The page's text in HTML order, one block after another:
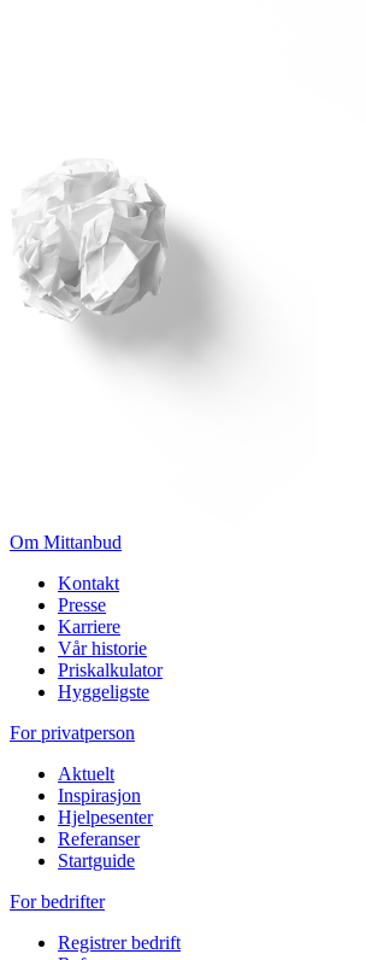
Om Mittanbud
Kontakt
Presse
Karriere
Vår historie
Priskalkulator
Hyggeligste
For privatperson
Aktuelt
Inspirasjon
Hjelpesenter
Referanser
Startguide
For bedrifter
Registrer bedrift